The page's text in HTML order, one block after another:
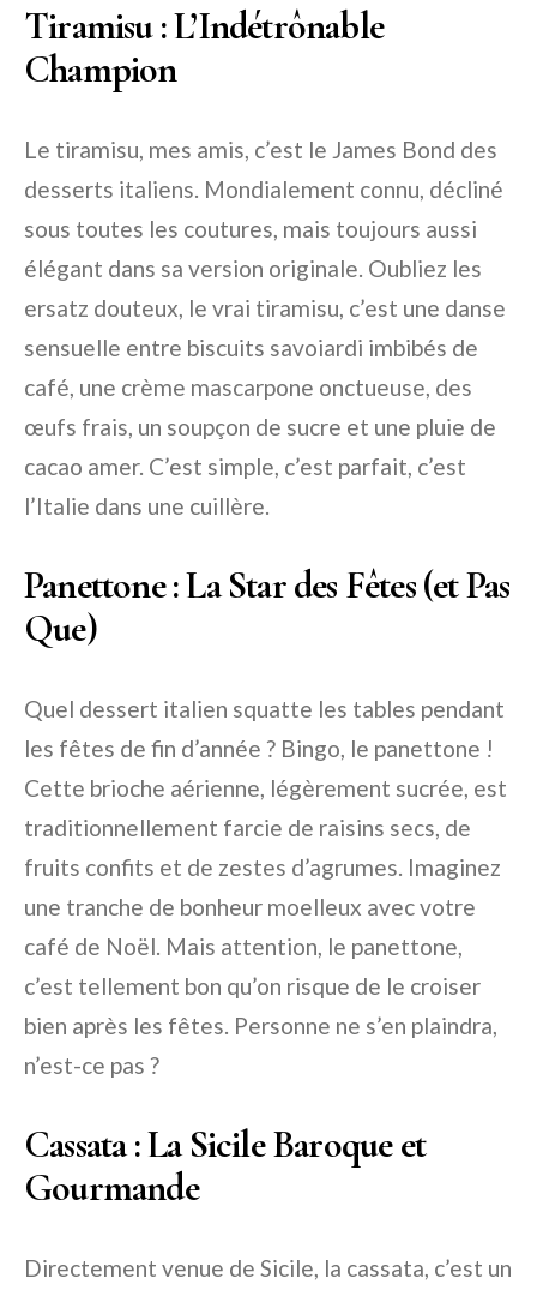
Tiramisu : L’Indétrônable
Champion
Le tiramisu, mes amis, c’est le James Bond des
desserts italiens. Mondialement connu, décliné
sous toutes les coutures, mais toujours aussi
élégant dans sa version originale. Oubliez les
ersatz douteux, le vrai tiramisu, c’est une danse
sensuelle entre biscuits savoiardi imbibés de
café, une crème mascarpone onctueuse, des
œufs frais, un soupçon de sucre et une pluie de
cacao amer. C’est simple, c’est parfait, c’est
l’Italie dans une cuillère.
Panettone : La Star des Fêtes (et Pas
Que)
Quel dessert italien squatte les tables pendant
les fêtes de fin d’année ? Bingo, le panettone !
Cette brioche aérienne, légèrement sucrée, est
traditionnellement farcie de raisins secs, de
fruits confits et de zestes d’agrumes. Imaginez
une tranche de bonheur moelleux avec votre
café de Noël. Mais attention, le panettone,
c’est tellement bon qu’on risque de le croiser
bien après les fêtes. Personne ne s’en plaindra,
n’est-ce pas ?
Cassata : La Sicile Baroque et
Gourmande
Directement venue de Sicile, la cassata, c’est un